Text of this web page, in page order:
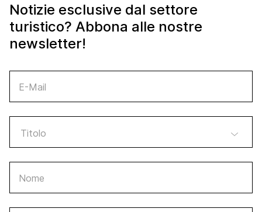
Notizie esclusive dal settore
turistico? Abbona alle nostre
newsletter!
E-Mail
Nome